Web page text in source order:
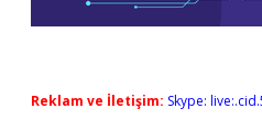
Reklam ve İletişim: Skype: